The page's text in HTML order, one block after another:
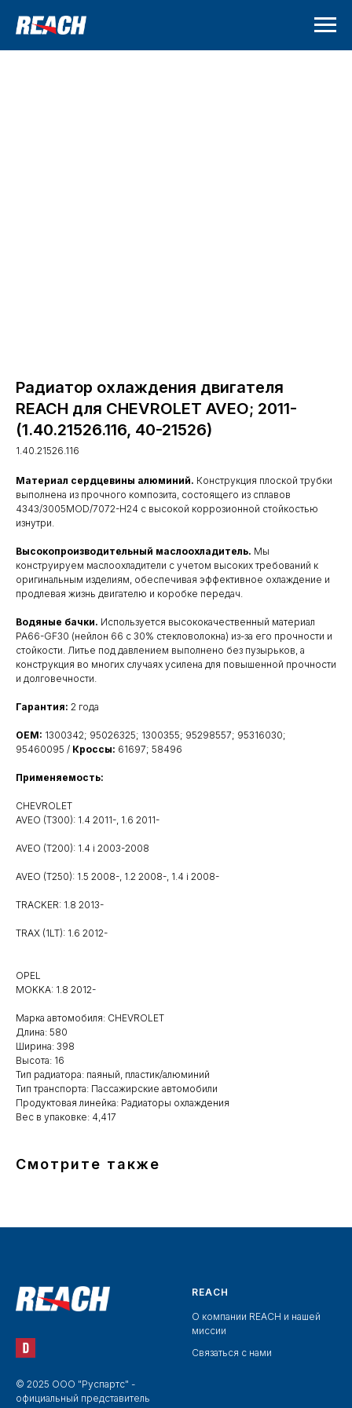
Радиатор охлаждения двигателя
REACH для CHEVROLET AVEO; 2011-
(1.40.21526.116, 40-21526)
1.40.21526.116
Материал сердцевины алюминий. Конструкция плоской трубки
выполнена из прочного композита, состоящего из сплавов
4343/3005MOD/7072-H24 с высокой коррозионной стойкостью
изнутри.
Высокопроизводительный маслоохладитель. Мы
конструируем маслоохладители с учетом высоких требований к
оригинальным изделиям, обеспечивая эффективное охлаждение и
продлевая жизнь двигателю и коробке передач.
Водяные бачки. Используется высококачественный материал
PA66-GF30 (нейлон 66 с 30% стекловолокна) из-за его прочности и
стойкости. Литье под давлением выполнено без пузырьков, а
конструкция во многих случаях усилена для повышенной прочности
и долговечности.
Гарантия: 2 года
OEM: 1300342; 95026325; 1300355; 95298557; 95316030;
95460095 / Кроссы: 61697; 58496
Применяемость:
CHEVROLET
AVEO (T300): 1.4 2011-, 1.6 2011-
AVEO (T200): 1.4 i 2003-2008
AVEO (T250): 1.5 2008-, 1.2 2008-, 1.4 i 2008-
TRACKER: 1.8 2013-
TRAX (1LT): 1.6 2012-
OPEL
MOKKA: 1.8 2012-
Марка автомобиля: CHEVROLET
Длина: 580
Ширина: 398
Высота: 16
Тип радиатора: паяный, пластик/алюминий
Тип транспорта: Пассажирские автомобили
Продуктовая линейка: Радиаторы охлаждения
Вес в упаковке: 4,417
Смотрите также
© 2025 ООО "Руспартс" -
официальный представитель
REACH
О компании REACH и нашей
миссии
Связаться с нами